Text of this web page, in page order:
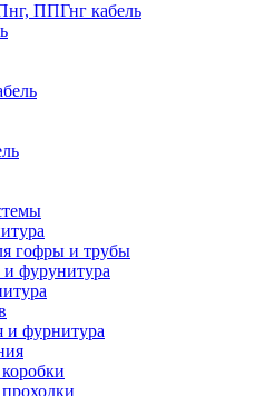
ППГнг кабель
гофры и трубы
и фурунитура
и фурнитура